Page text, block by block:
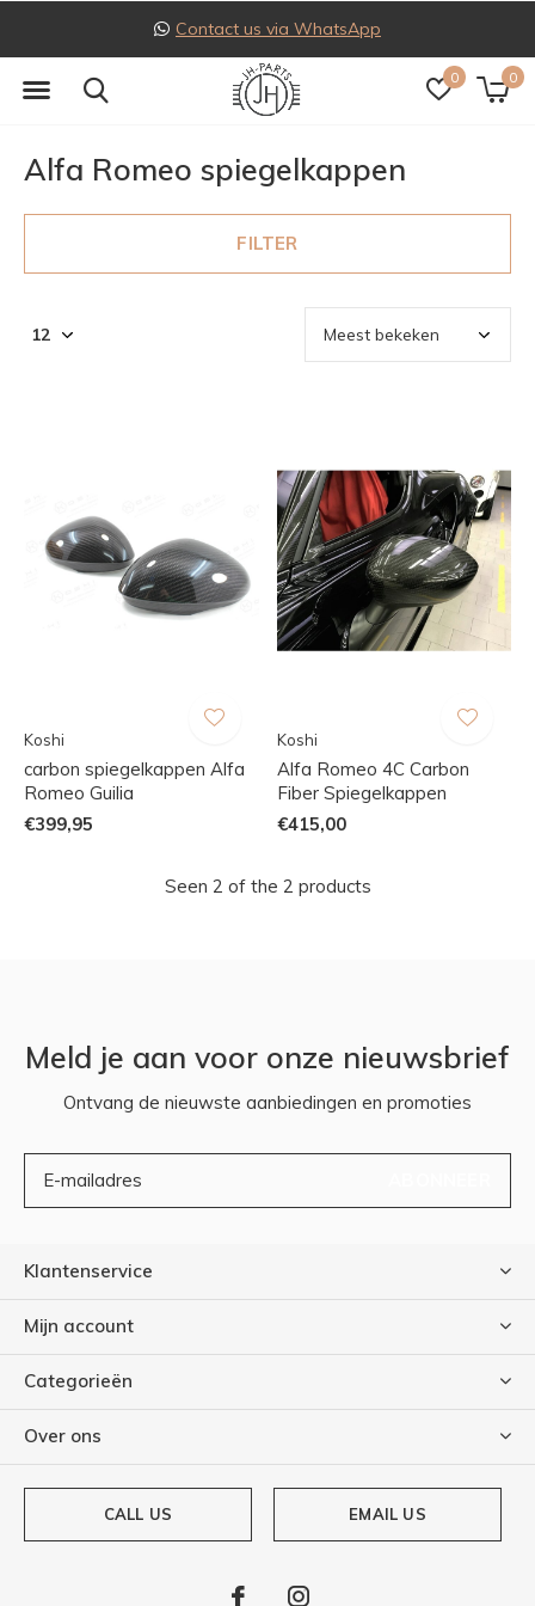
0 0
Follow us on Instagram
Alfa Romeo spiegelkappen
FILTER
Koshi
carbon spiegelkappen Alfa
Romeo Guilia
€399,95
Koshi
Alfa Romeo 4C Carbon
Fiber Spiegelkappen
€415,00
Seen 2 of the 2 products
Meld je aan voor onze nieuwsbrief
Ontvang de nieuwste aanbiedingen en promoties
Klantenservice
Mijn account
Categorieën
Over ons
CALL US EMAIL US